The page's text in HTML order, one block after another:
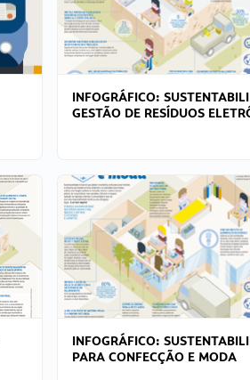
INFOGRÁFICO:
GESTÃO DE RESÍDUOS
INFOGRÁFICO:
PARA CONFECÇÃO E MODA